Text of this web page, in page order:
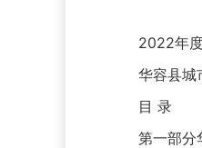
2022年
华容县城市
目 录
第一部分华